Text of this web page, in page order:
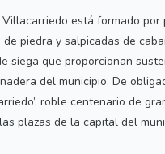
está formado por
piedra y salpicadas de
siega que proporcionan
del municipio. De
roble centenario de
plazas de la capital del